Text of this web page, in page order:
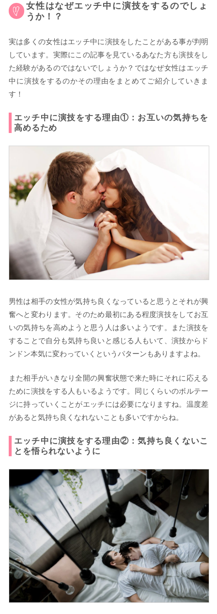
女性はなぜエッチ中に演技をするのでしょ
うか！？
実は多くの女性はエッチ中に演技をしたことがある事が判明
しています。実際にこの記事を見ているあなた方も演技をし
た経験があるのではないでしょうか？ではなぜ女性はエッチ
中に演技をするのかその理由をまとめてご紹介していきま
す！
エッチ中に演技をする理由①：お互いの気持ちを
高めるため
男性は相手の女性が気持ち良くなっていると思うとそれが興
奮へと変わります。そのため最初にある程度演技をしてお互
いの気持ちを高めようと思う人は多いようです。また演技を
することで自分も気持ち良いと感じる人もいて、演技からド
ンドン本気に変わっていくというパターンもありますよね。
また相手がいきなり全開の興奮状態で来た時にそれに応える
ために演技をする人もいるようです。同じくらいのボルテー
ジに持っていくことがエッチには必要になりますね。温度差
があると気持ち良くなれないことも多いですからね。
エッチ中に演技をする理由②：気持ち良くないこ
とを悟られないように